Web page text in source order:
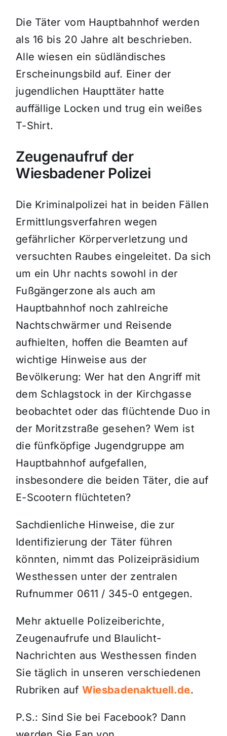
Die Täter vom Hauptbahnhof werden
als 16 bis 20 Jahre alt beschrieben.
Alle wiesen ein südländisches
Erscheinungsbild auf. Einer der
jugendlichen Haupttäter hatte
auffällige Locken und trug ein weißes
T-Shirt.
Zeugenaufruf der
Wiesbadener Polizei
Die Kriminalpolizei hat in beiden Fällen
Ermittlungsverfahren wegen
gefährlicher Körperverletzung und
versuchten Raubes eingeleitet. Da sich
um ein Uhr nachts sowohl in der
Fußgängerzone als auch am
Hauptbahnhof noch zahlreiche
Nachtschwärmer und Reisende
aufhielten, hoffen die Beamten auf
wichtige Hinweise aus der
Bevölkerung: Wer hat den Angriff mit
dem Schlagstock in der Kirchgasse
beobachtet oder das flüchtende Duo in
der Moritzstraße gesehen? Wem ist
die fünfköpfige Jugendgruppe am
Hauptbahnhof aufgefallen,
insbesondere die beiden Täter, die auf
E-Scootern flüchteten?
Sachdienliche Hinweise, die zur
Identifizierung der Täter führen
könnten, nimmt das Polizeipräsidium
Westhessen unter der zentralen
Rufnummer 0611 / 345-0 entgegen.
Mehr aktuelle Polizeiberichte,
Zeugenaufrufe und Blaulicht-
Nachrichten aus Westhessen finden
Sie täglich in unseren verschiedenen
Rubriken auf Wiesbadenaktuell.de.
P.S.: Sind Sie bei Facebook? Dann